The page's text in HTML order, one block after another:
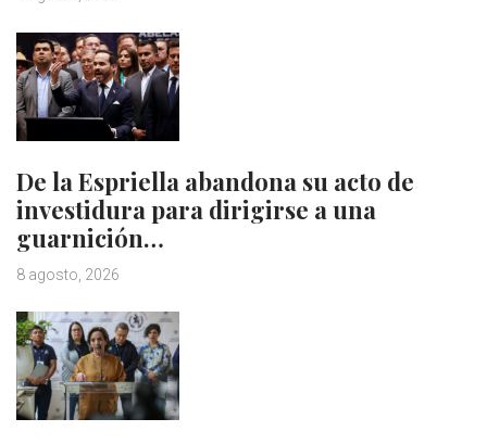
De la Espriella abandona su acto de
investidura para dirigirse a una
guarnición…
8 agosto, 2026